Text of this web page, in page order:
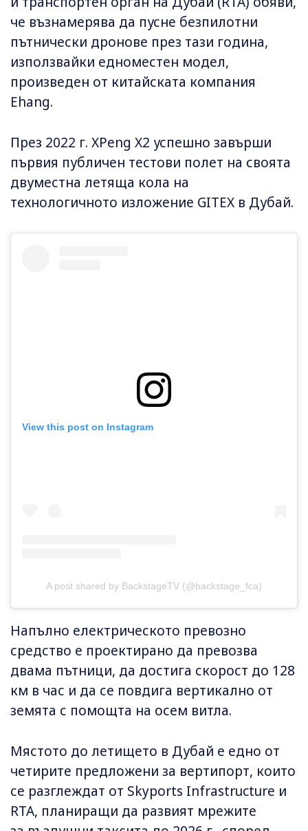
че възнамерява да пусне безпилотни
пътнически дронове през тази година,
използвайки едноместен модел,
произведен от китайската компания
Ehang.
През 2022 г. XPeng X2 успешно завърши
първия публичен тестови полет на своята
двуместна летяща кола на
технологичното изложение GITEX в Дубай.
View this post on Instagram
A post shared by BackstageTV (@backstage_fca)
Напълно електрическото превозно
средство е проектирано да превозва
двама пътници, да достига скорост до 128
км в час и да се повдига вертикално от
земята с помощта на осем витла.
Мястото до летището в Дубай е едно от
четирите предложени за вертипорт, които
се разглеждат от Skyports Infrastructure и
RTA, планиращи да развият мрежите